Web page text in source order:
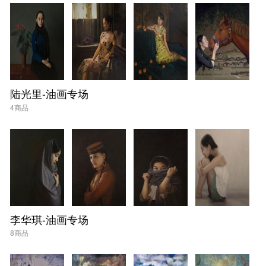
陆光里-油画专场
4商品
李华琪-油画专场
8商品